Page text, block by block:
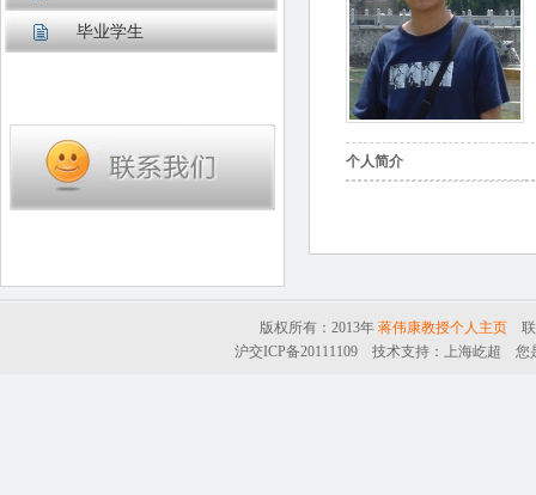
毕业学生
个人简介
版权所有：2013年 蒋伟康教授个人主页 联
沪交ICP备20111109 技术支持： 上海屹超 您